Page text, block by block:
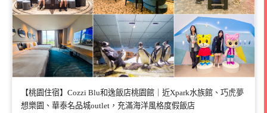
【桃園住宿】Cozzi Blu和逸飯店桃園館｜近Xpark水族館、巧虎夢
想樂園、華泰名品城outlet，充滿海洋風格度假飯店